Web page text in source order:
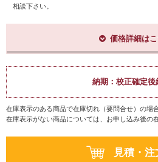
相談下さい。
価格詳細は
納期： 校正確定後
在庫表示のある商品で在庫切れ（要問合せ）の場
在庫表示がない商品については、お申し込み後の
見積・注